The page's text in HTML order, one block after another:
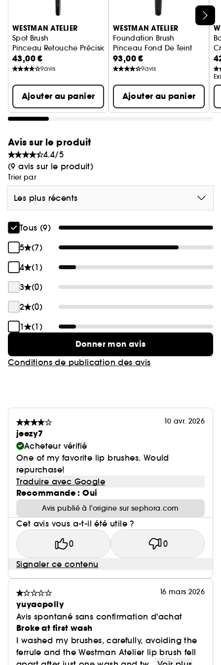
forêt d'Europe de l'Est certifiée par le Conseil de
Hautes performances :
luxueux et résistant. Les
fibres de nylon (non prélevées sur des animaux)
sont ultra douces et offrent une densité, une
douceur et une fonction optimales.
Pour découvrir nos partis-pris Clean at Sephora,
cliquezici
Ignorer le carrousel produits
WESTMAN ATELIER
Spot Brush
Pinceau Retouche Précision
43,00 €
9avis
Ajouter au panier
WESTMAN ATELIER
Foundation Brush
Pinceau Fond De Teint
93,00 €
9avis
Ajouter au panier
Avis sur le produit
4.4/5
(9 avis sur le produit)
Trier par
Les plus récents
Tous (9)
5
(7)
4
(1)
3
(0)
2
(0)
1
(1)
Donner mon avis
Conditions de publication des avis
10 avr. 2026
jeezy7
Acheteur vérifié
One of my favorite lip brushes. Would
repurchase!
Traduire avec Google
Recommande : Oui
Avis publié à l’origine sur sephora.com
Cet avis vous a-t-il été utile ?
0 0
Signaler ce contenu
16 mars 2026
yuyacpolly
Avis spontané sans confirmation d'achat
Broke at first wash
I washed my brushes, carefully, avoiding the
ferrule and the Westman Atelier lip brush fell